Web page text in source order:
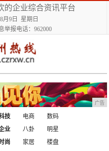
的企业综合资讯平台
月9日 星期日
举报电话：962000
广告
技 电商
数码
业
八卦
明星
尚 家居
楼盘